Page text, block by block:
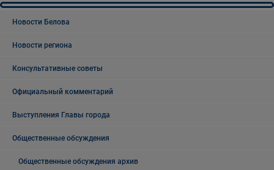
Новости Белова
Новости региона
Консультативные советы
Официальный комментарий
Выступления Главы города
Общественные обсуждения
Общественные обсуждения архив